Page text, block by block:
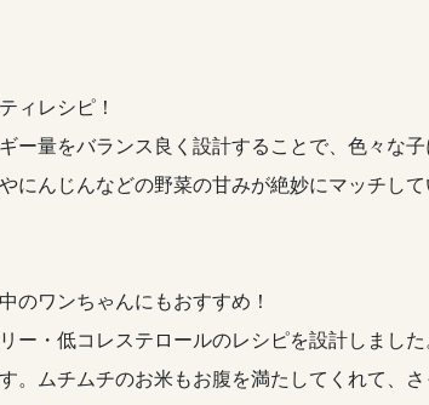
ィレシピ！
ー量をバランス良く設計することで、色々な
んじんなどの野菜の甘みが絶妙にマッチして
のワンちゃんにもおすすめ！
ー・低コレステロールのレシピを設計しまし
。ムチムチのお米もお腹を満たしてくれて、